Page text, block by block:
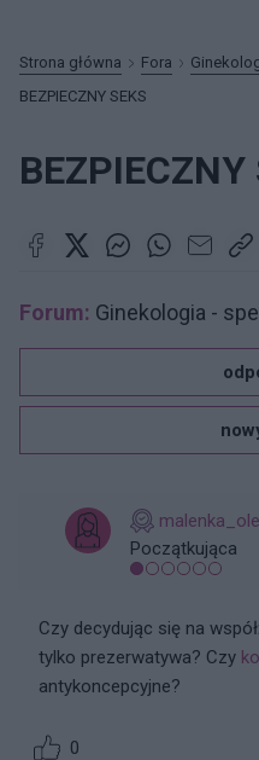
Strona główna Fora
BEZPIECZNY SEKS
BEZPIECZNY
Forum: Ginekologia -
Początkująca
Czy decydując się na
tylko prezerwatywa? Czy
antykoncepcyjne?
0